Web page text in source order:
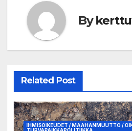
By
Related Post
IHMISOIKEUDET / MAAHANMUUTTO /